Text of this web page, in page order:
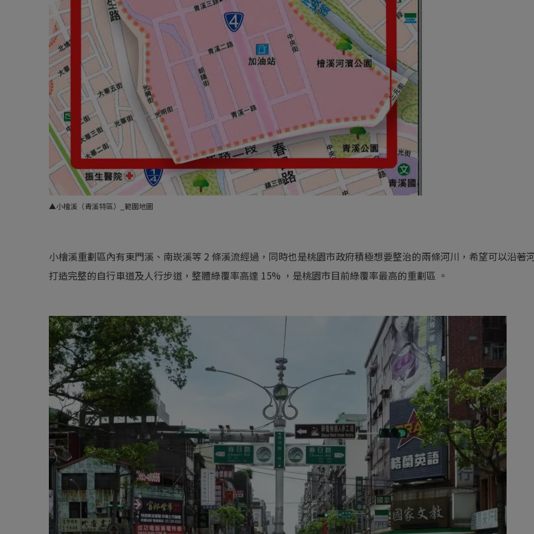
▲小檜溪（青溪特區）_範圍地圖
小檜溪重劃區內有東門溪、南崁溪等 2 條溪流經過，同時也是桃園市政府積極想要整治的兩條河川，希望可以沿著
打造完整的自行車道及人行步道，整體綠覆率高達 15% ，是桃園市目前綠覆率最高的重劃區 。